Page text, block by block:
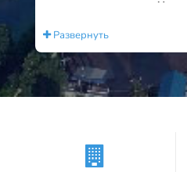
провели сделку. Хочу
отзывчивость
быстро и доходчиво
все возникающие
Огромное спасибо!
уважением и
Вячеславович.
Развернуть